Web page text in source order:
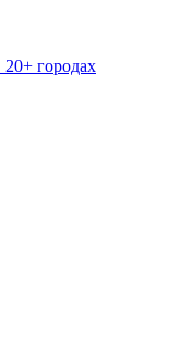
городах